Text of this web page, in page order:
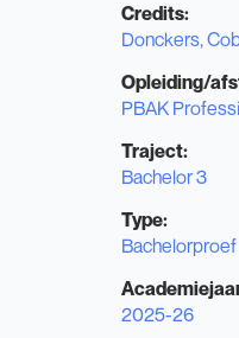
Credits:
Donckers,
Opleiding/
PBAK
Traject:
Bachelor 3
Type:
Bachelorproef
2025-26